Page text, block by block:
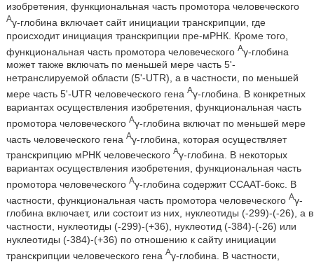
изобретения, функциональная часть промотора человеческого
Aγ-глобина включает сайт инициации транскрипции, где
происходит инициация транскрипции пре-мРНК. Кроме того,
функциональная часть промотора человеческого Aγ-глобина
может также включать по меньшей мере часть 5'-
нетранслируемой области (5'-UTR), а в частности, по меньшей
мере часть 5'-UTR человеческого гена Aγ-глобина. В конкретных
вариантах осуществления изобретения, функциональная часть
промотора человеческого Aγ-глобина включат по меньшей мере
часть человеческого гена Aγ-глобина, которая осуществляет
транскрипцию мРНК человеческого Aγ-глобина. В некоторых
вариантах осуществления изобретения, функциональная часть
промотора человеческого Aγ-глобина содержит CCAAT-бокс. В
частности, функциональная часть промотора человеческого Aγ-
глобина включает, или состоит из них, нуклеотиды (-299)-(-26), а в
частности, нуклеотиды (-299)-(+36), нуклеотид (-384)-(-26) или
нуклеотиды (-384)-(+36) по отношению к сайту инициации
транскрипции человеческого гена Aγ-глобина. В частности,